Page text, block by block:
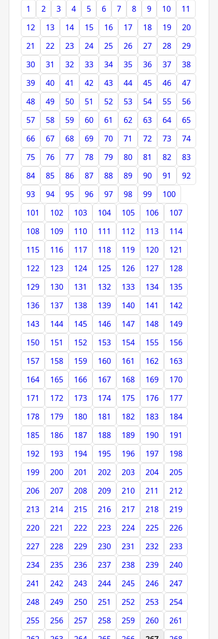
1 2 3 4 5 6 7 8 9 10
11
12
13 14 15 16 17 18 19
20
21
22 23 24 25 26 27 28
29
30
31 32 33 34 35 36 37
38
39
40 41 42 43 44 45 46
47
48
49 50 51 52 53 54 55
56
57
58 59 60 61 62 63 64
65
66
67 68 69 70 71 72 73
74
75
76 77 78 79 80 81 82
83
84
85 86 87 88 89 90 91
92
93
94 95 96 97 98 99
100
101
102 103 104 105 106
107
108
109 110 111 112 113
114
115
116 117 118 119 120
121
122
123 124 125 126 127
128
129
130 131 132 133 134
135
136
137 138 139 140 141
142
143
144 145 146 147 148
149
150
151 152 153 154 155
156
157
158 159 160 161 162
163
164
165 166 167 168 169
170
171
172 173 174 175 176
177
178
179 180 181 182 183
184
185
186 187 188 189 190
191
192
193 194 195 196 197
198
199
200 201 202 203 204
205
206
207 208 209 210 211
212
213
214 215 216 217 218
219
220
221 222 223 224 225
226
227
228 229 230 231 232
233
234
235 236 237 238 239
240
241
242 243 244 245 246
247
248
249 250 251 252 253
254
255
256 257 258 259 260
261